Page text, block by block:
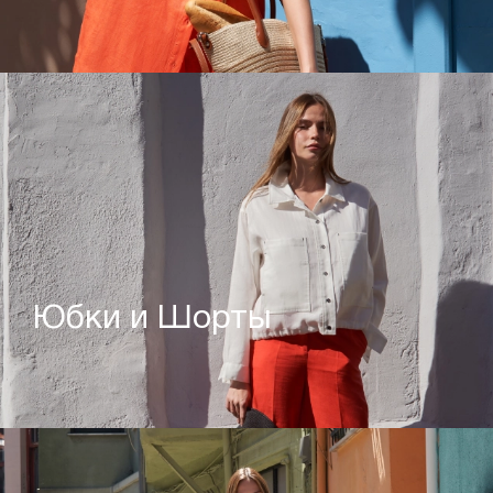
Юбки и Шорты